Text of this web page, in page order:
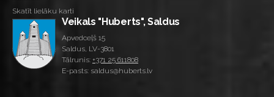
Skatīt lielāku karti
Veikals "Huberts", Saldus
Apvedceļš 15
Saldus, LV-3801
Tālrunis: +371 25 611808
E-pasts: saldus@huberts.lv